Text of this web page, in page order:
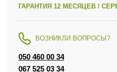
ГАРАНТИЯ 12 МЕСЯЦЕВ /
ВОЗНИКЛИ ВОПРОСЫ?
050 460 00 34
067 525 03 34